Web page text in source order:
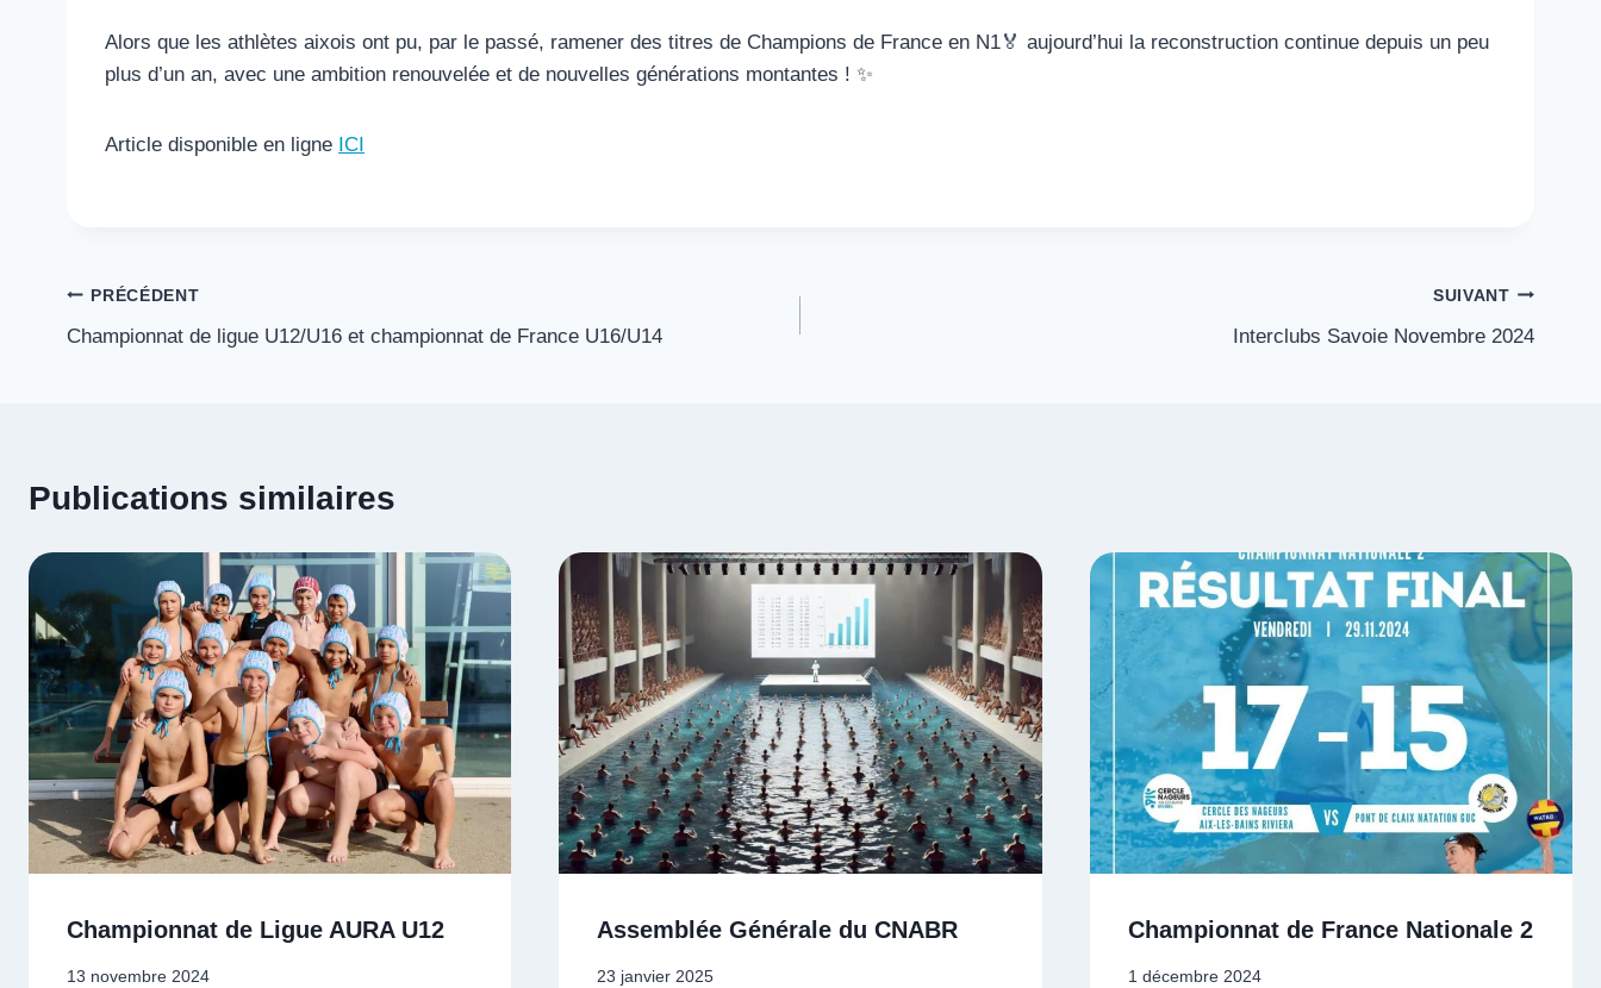
Alors que les athlètes aixois ont pu, par le passé, ramener des titres de Champions de France en N1🏅 aujourd’hui la reconstruction continue depuis un peu
plus d’un an, avec une ambition renouvelée et de nouvelles générations montantes ! ✨
Article disponible en ligne ICI
Navigation
de
PRÉCÉDENT
Championnat de ligue U12/U16 et championnat de France U16/U14
SUIVANT
Interclubs Savoie Novembre 2024
Publications similaires
Championnat de Ligue AURA U12
13 novembre 2024
Assemblée Générale du CNABR
23 janvier 2025
Championnat de France Nationale 2
1 décembre 2024